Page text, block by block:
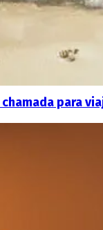
para